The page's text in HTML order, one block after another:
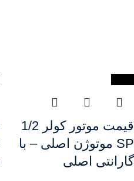
قیمت موتور کولر 1/2
SP موتوژن اصلی – با
گارانتی اصلی